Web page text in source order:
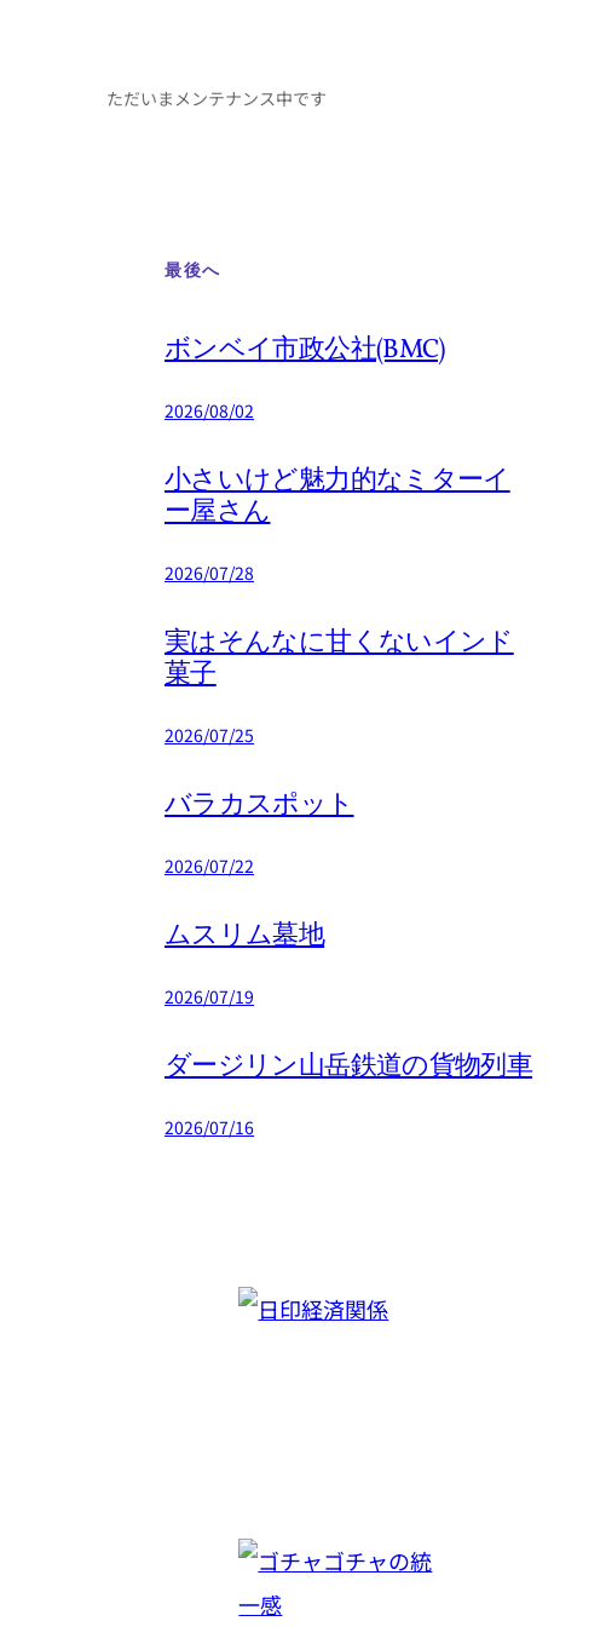
ただいまメンテナンス中です
最後へ
ボンベイ市政公社(BMC)
2026/08/02
小さいけど魅力的なミターイ
ー屋さん
2026/07/28
実はそんなに甘くないインド
菓子
2026/07/25
バラカスポット
2026/07/22
ムスリム墓地
2026/07/19
ダージリン山岳鉄道の貨物列車
2026/07/16